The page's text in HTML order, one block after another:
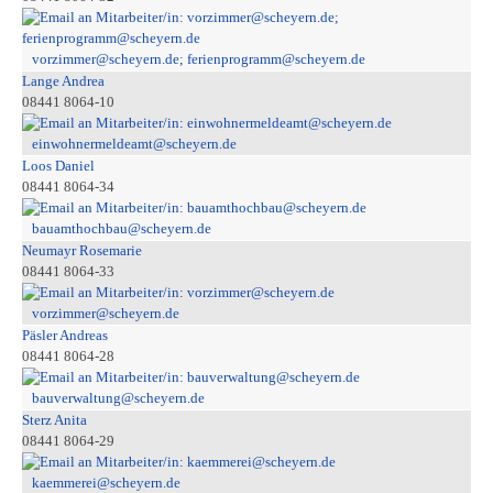
vorzimmer@scheyern.de; ferienprogramm@scheyern.de
Lange Andrea
08441 8064-10
einwohnermeldeamt@scheyern.de
Loos Daniel
08441 8064-34
bauamthochbau@scheyern.de
Neumayr Rosemarie
08441 8064-33
vorzimmer@scheyern.de
Päsler Andreas
08441 8064-28
bauverwaltung@scheyern.de
Sterz Anita
08441 8064-29
kaemmerei@scheyern.de